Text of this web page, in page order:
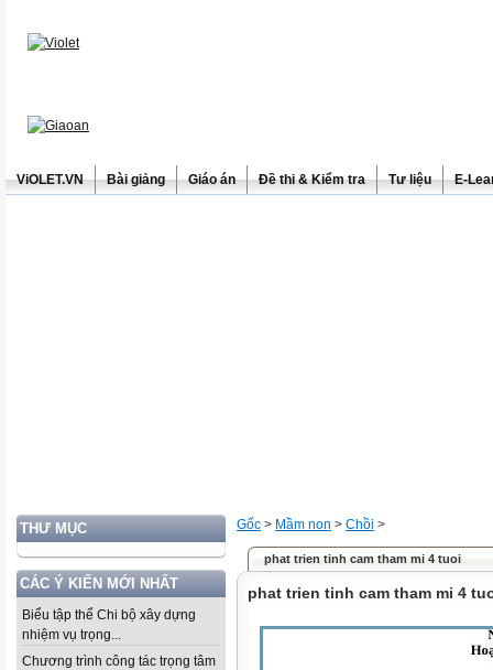
ViOLET.VN Bài giảng Giáo án Đề thi & Kiểm tra Tư liệu E-
THƯ MỤC
CÁC Ý KIẾN MỚI NHẤT
Biểu tập thể Chi bộ xây dựng
nhiệm vụ trọng...
Chương trình công tác trọng tâm
Gốc > Mầm non > Chồi >
phat trien tinh cam tham mi 4 tuoi
phat trien tinh cam tham mi 4